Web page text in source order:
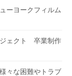
ーヨークフィルム
ジェクト 卒業制作
々な困難やトラブ